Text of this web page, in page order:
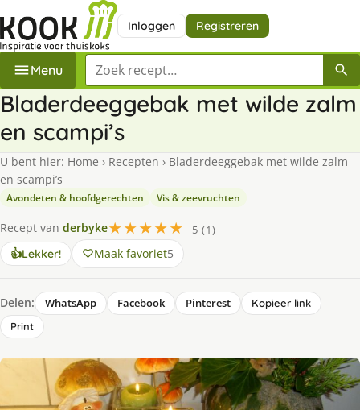
Inloggen Registreren
Menu Zoek een recept
Bladerdeeggebak met wilde zalm
en scampi’s
U bent hier: Home › Recepten › Bladerdeeggebak met wilde zalm
en scampi’s
Avondeten & hoofdgerechten Vis & zeevruchten
Recept van derbyke★★★★★
5 (1)
👍Lekker! Maak favoriet5
Delen: WhatsApp Facebook Pinterest
Kopieer link
Print